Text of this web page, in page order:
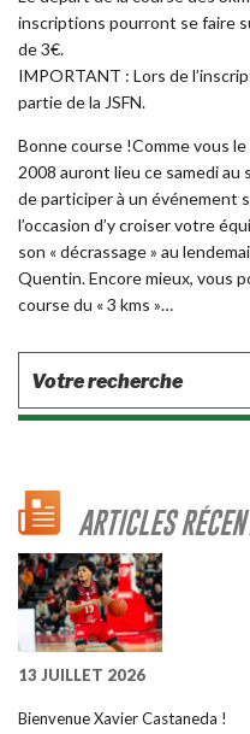
inscriptions pourront se faire
de 3€.
IMPORTANT : Lors de
partie de la JSFN.
Bonne course !Comme vous
2008 auront lieu ce samedi au
de participer à un événement
l’occasion d’y croiser votre
son « décrassage » au
Quentin. Encore mieux, vous
course du « 3 kms »…
ARTICLES
13 JUILLET 2026
Bienvenue Xavier Castaneda !